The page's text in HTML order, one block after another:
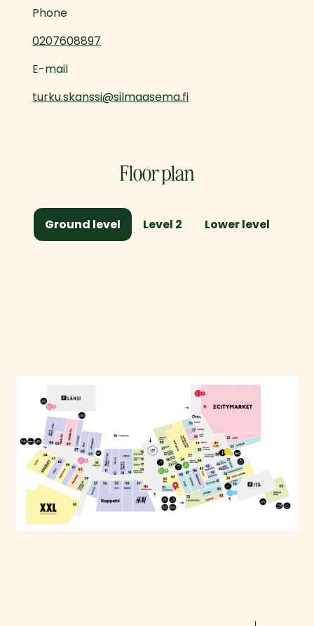
Phone
0207608897
E-mail
turku.skanssi@silmaasema.fi
Floor plan
Ground level Level 2 Lower level